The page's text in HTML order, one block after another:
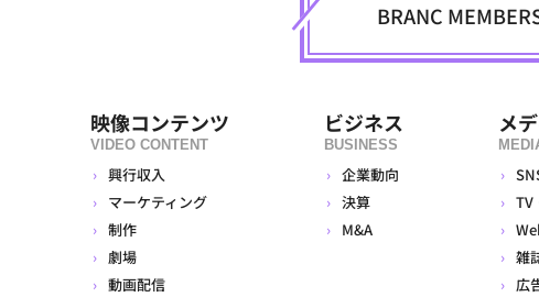
BRANC
映像コンテンツ
VIDEO CONTENT
興行収入
マーケティング
制作
劇場
動画配信
ビジネス
BUSINESS
企業動向
決算
M&A
メ
TV
雑
広